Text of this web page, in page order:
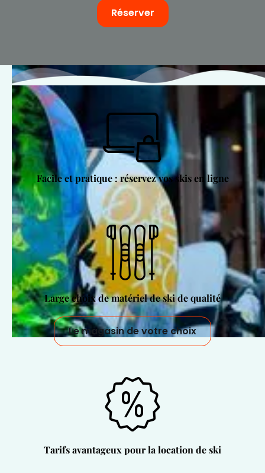
Réserver
Facile et pratique : réservez vos skis en ligne
Large choix de matériel de ski de qualité
Le magasin de votre choix
Tarifs avantageux pour la location de ski